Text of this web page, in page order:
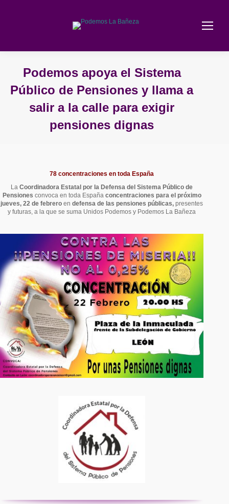
Podemos apoya el Sistema
Público de Pensiones y llama a
salir a la calle para exigir
pensiones dignas
78 concentraciones en toda España
La Coordinadora Estatal por la Defensa del Sistema Público de
Pensiones convoca en toda España concentraciones para el próximo
jueves, 22 de febrero en defensa de las pensiones públicas, presentes
y futuras, a la que se suma Unidos Podemos y Podemos La Bañeza